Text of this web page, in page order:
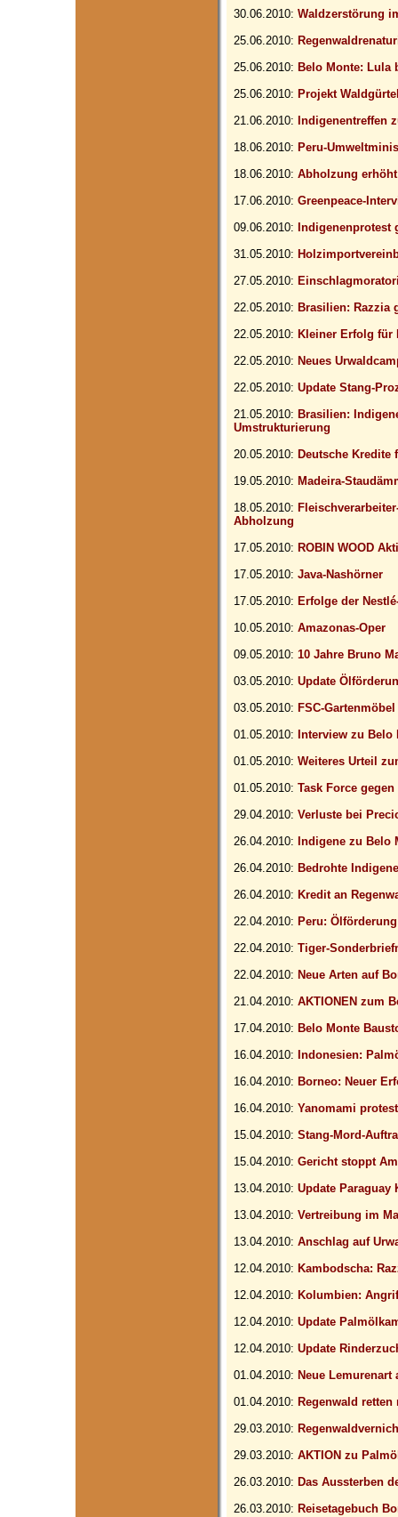
30.06.2010: Waldzerstörung
25.06.2010:
25.06.2010: Belo Monte: Lula
25.06.2010: Projekt
21.06.2010: Indigenentreffen
18.06.2010: Peru-
18.06.2010: Abholzung
17.06.2010: Greenpeace-
09.06.2010: Indigenenprotest
31.05.2010:
27.05.2010:
22.05.2010: Brasilien: Razzia
22.05.2010: Kleiner Erfolg für
22.05.2010: Neues
22.05.2010: Update Stang-
21.05.2010: Brasilien:
Umstrukturierung
20.05.2010: Deutsche Kredite
19.05.2010: Madeira-
18.05.2010:
Abholzung
17.05.2010: ROBIN WOOD
17.05.2010: Java-Nashörner
17.05.2010: Erfolge der
10.05.2010: Amazonas-Oper
09.05.2010: 10 Jahre Bruno
03.05.2010: Update
03.05.2010: FSC-Gartenmöbel
01.05.2010: Interview zu Belo
01.05.2010: Weiteres Urteil
01.05.2010: Task Force
29.04.2010: Verluste bei
26.04.2010: Indigene zu Belo
26.04.2010: Bedrohte
26.04.2010: Kredit an
22.04.2010: Peru:
22.04.2010: Tiger-
22.04.2010: Neue Arten auf
21.04.2010: AKTIONEN zum
17.04.2010: Belo Monte
16.04.2010: Indonesien:
16.04.2010: Borneo: Neuer
16.04.2010: Yanomami
15.04.2010: Stang-Mord-
15.04.2010: Gericht stoppt
13.04.2010: Update Paraguay
13.04.2010: Vertreibung im
13.04.2010: Anschlag auf
12.04.2010: Kambodscha:
12.04.2010: Kolumbien:
12.04.2010: Update
12.04.2010: Update
01.04.2010: Neue Lemurenart
01.04.2010: Regenwald
29.03.2010:
29.03.2010: AKTION zu
26.03.2010: Das Aussterben
26.03.2010: Reisetagebuch